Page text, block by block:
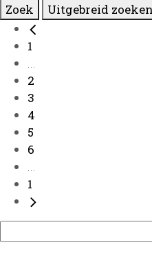
Zoek Uitgebreid zoeken
1
2
3
4
5
6
1